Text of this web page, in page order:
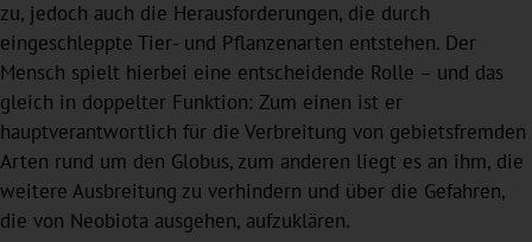
zu, jedoch auch die Herausforderungen, die durch
eingeschleppte Tier- und Pflanzenarten entstehen. Der
Mensch spielt hierbei eine entscheidende Rolle – und das
gleich in doppelter Funktion: Zum einen ist er
hauptverantwortlich für die Verbreitung von gebietsfremden
Arten rund um den Globus, zum anderen liegt es an ihm, die
weitere Ausbreitung zu verhindern und über die Gefahren,
die von Neobiota ausgehen, aufzuklären.